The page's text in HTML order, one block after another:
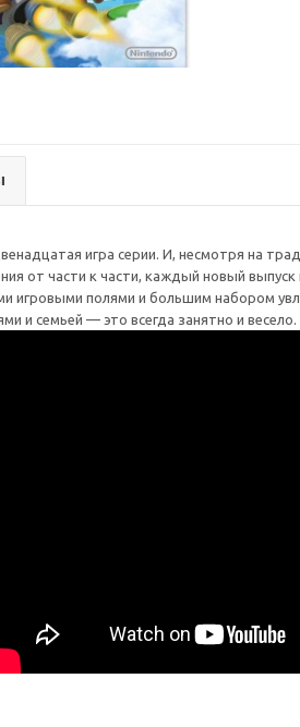
игра серии. И, несмотря на
от части к части, каждый новый
игровыми полями и большим набором
и семьей — это всегда занятно и весело.